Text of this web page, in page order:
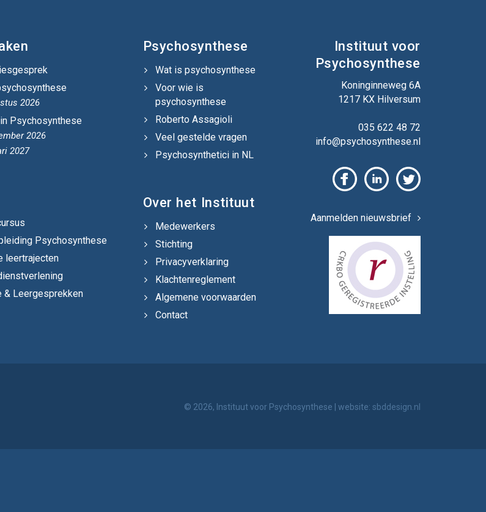
2026
Psychosynthese
2026
2027
Psychosynthese
leertrajecten
& Leergesprekken
Psychosynthese
Wat is psychosynthese
Voor wie is
psychosynthese
Roberto Assagioli
Veel gestelde vragen
Psychosynthetici in NL
Over het Instituut
Medewerkers
Stichting
Privacyverklaring
Klachtenreglement
Algemene voorwaarden
Contact
Instituut voor
Psychosynthese
Koninginneweg 6A
1217 KX Hilversum
035 622 48 72
info@psychosynthese.nl
Aanmelden nieuwsbrief
© 2026, Instituut voor Psychosynthese website: sbddesign.nl